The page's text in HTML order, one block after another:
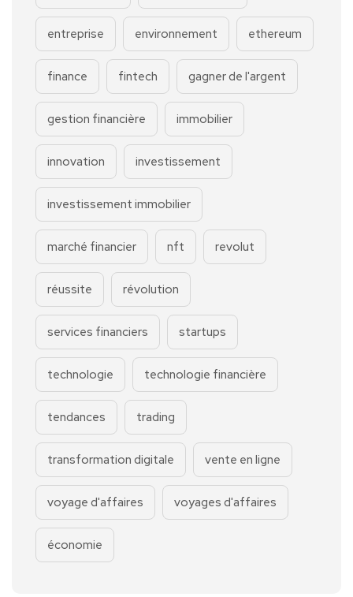
entreprise environnement ethereum
finance fintech gagner de l'argent
gestion financière immobilier
innovation investissement
investissement immobilier
marché financier nft revolut
réussite révolution
services financiers startups
technologie technologie financière
tendances trading
transformation digitale vente en ligne
voyage d'affaires voyages d'affaires
économie